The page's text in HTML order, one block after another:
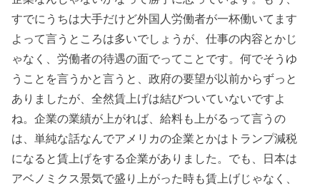
すでにうちは大手だけど外国人労働者が一杯働いてます
よって言うところは多いでしょうが、仕事の内容とかじ
ゃなく、労働者の待遇の面でってことです。何でそうゆ
うことを言うかと言うと、政府の要望が以前からずっと
ありましたが、全然賃上げは結びついていないですよ
ね。企業の業績が上がれば、給料も上がるって言うの
は、単純な話なんでアメリカの企業とかはトランプ減税
になると賃上げをする企業がありました。でも、日本は
アベノミクス景気で盛り上がった時も賃上げじゃなく、